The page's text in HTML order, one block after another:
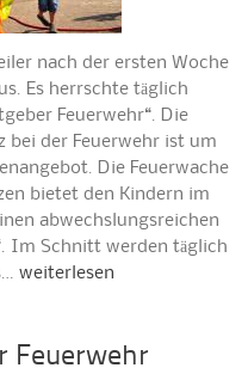
nach der ersten Woche
Es herrschte täglich
Feuerwehr“. Die
bei der Feuerwehr ist um
Die Feuerwache
bietet den Kindern im
abwechslungsreichen
Im Schnitt werden täglich
weiterlesen
Feuerwehr